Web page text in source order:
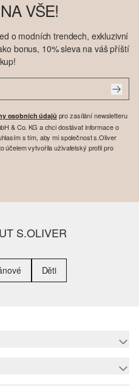
VŠE!
o modních trendech, exkluzivní
bonus, 10% sleva na váš příští
osobních údajů pro zasílání newsletteru
& Co. KG a chci dostávat informace o
s tím, aby mi společnost s.Oliver
účelem vytvořila uživatelský profil pro
S.OLIVER
Děti